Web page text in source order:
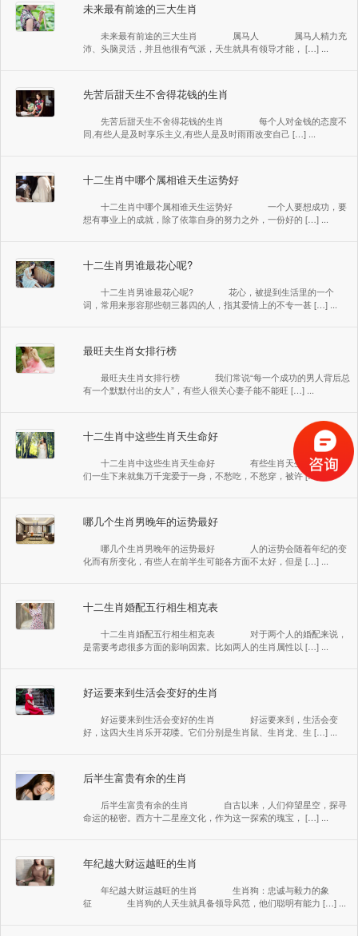
未来最有前途的三大生肖
未来最有前途的三大生肖 属马人 属马人精力充
沛、头脑灵活，并且他很有气派，天生就具有领导才能， […] ...
先苦后甜天生不舍得花钱的生肖
先苦后甜天生不舍得花钱的生肖 每个人对金钱的态度不
同,有些人是及时享乐主义,有些人是及时雨雨改变自己 […] ...
十二生肖中哪个属相谁天生运势好
十二生肖中哪个属相谁天生运势好 一个人要想成功，要
想有事业上的成就，除了依靠自身的努力之外，一份好的 […] ...
十二生肖男谁最花心呢?
十二生肖男谁最花心呢? 花心，被提到生活里的一个
词，常用来形容那些朝三暮四的人，指其爱情上的不专一甚 […] ...
最旺夫生肖女排行榜
最旺夫生肖女排行榜 我们常说“每一个成功的男人背后总
有一个默默付出的女人”，有些人很关心妻子能不能旺 […] ...
十二生肖中这些生肖天生命好
十二生肖中这些生肖天生命好 有些生肖天生就好命，他
们一生下来就集万千宠爱于一身，不愁吃，不愁穿，被许 […] ...
哪几个生肖男晚年的运势最好
哪几个生肖男晚年的运势最好 人的运势会随着年纪的变
化而有所变化，有些人在前半生可能各方面不太好，但是 […] ...
十二生肖婚配五行相生相克表
十二生肖婚配五行相生相克表 对于两个人的婚配来说，
是需要考虑很多方面的影响因素。比如两人的生肖属性以 […] ...
好运要来到生活会变好的生肖
好运要来到生活会变好的生肖 好运要来到，生活会变
好，这四大生肖乐开花喽。它们分别是生肖鼠、生肖龙、生 […] ...
后半生富贵有余的生肖
后半生富贵有余的生肖 自古以来，人们仰望星空，探寻
命运的秘密。西方十二星座文化，作为这一探索的瑰宝， […] ...
年纪越大财运越旺的生肖
年纪越大财运越旺的生肖 生肖狗：忠诚与毅力的象
征 生肖狗的人天生就具备领导风范，他们聪明有能力 […] ...